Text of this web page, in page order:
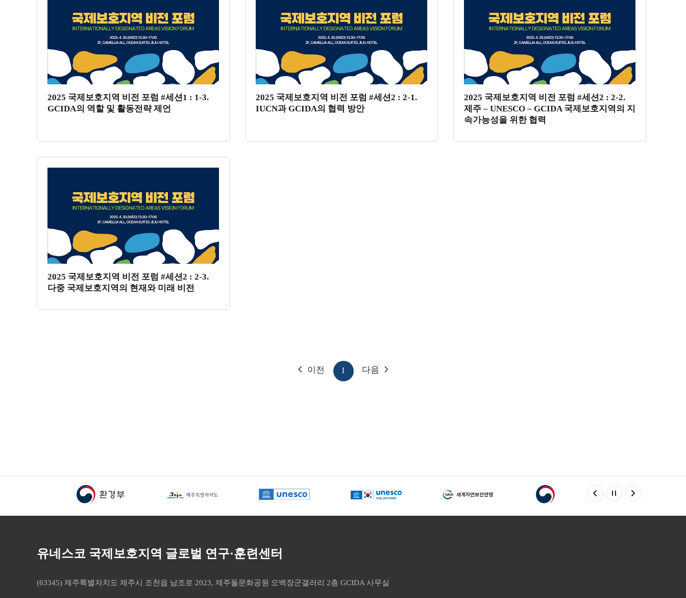
2025 국제보호지역 비전 포럼 #세션1 : 1-3.
GCIDA의 역할 및 활동전략 제언
2025 국제보호지역 비전 포럼 #세션2 : 2-1.
IUCN과 GCIDA의 협력 방안
2025 국제보호지역 비전 포럼 #세션2 : 2-2.
제주 – UNESCO – GCIDA 국제보호지역의 지
속가능성을 위한 협력
2025 국제보호지역 비전 포럼 #세션2 : 2-3.
다중 국제보호지역의 현재와 미래 비전
이전 1 다음
유네스코 국제보호지역 글로벌 연구·훈련센터
(63345) 제주특별자치도 제주시 조천읍 남조로 2023, 제주돌문화공원 오백장군갤러리 2층 GCIDA 사무실